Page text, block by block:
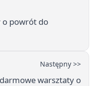
o powrót do
Następny >>
warsztaty o